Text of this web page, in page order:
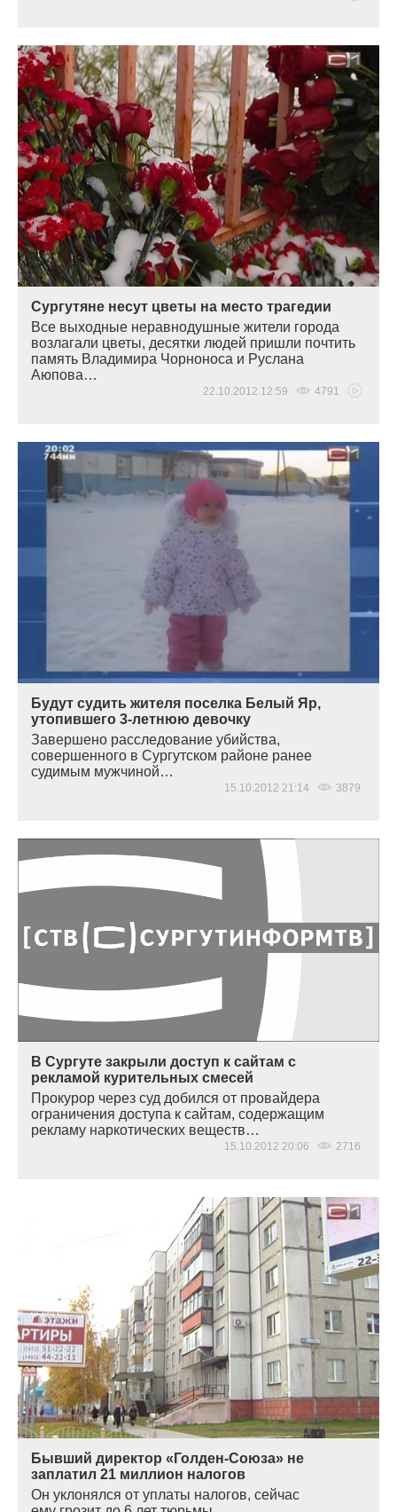
Сургутяне несут цветы на место трагедии
Все выходные неравнодушные жители города
возлагали цветы, десятки людей пришли почтить
память Владимира Чорноноса и Руслана
Аюпова…
22.10.2012 12:59 4791
Будут судить жителя поселка Белый Яр,
утопившего 3-летнюю девочку
Завершено расследование убийства,
совершенного в Сургутском районе ранее
судимым мужчиной…
15.10.2012 21:14 3879
В Сургуте закрыли доступ к сайтам с
рекламой курительных смесей
Прокурор через суд добился от провайдера
ограничения доступа к сайтам, содержащим
рекламу наркотических веществ…
15.10.2012 20:06 2716
Бывший директор «Голден-Союза» не
заплатил 21 миллион налогов
Он уклонялся от уплаты налогов, сейчас